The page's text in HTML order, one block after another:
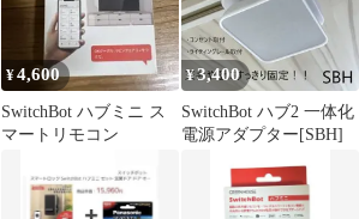
¥4,600
SwitchBot ハブミニ ス
マートリモコン
¥3,400
SwitchBot ハブ2 一体化
電源アダプター[SBH]